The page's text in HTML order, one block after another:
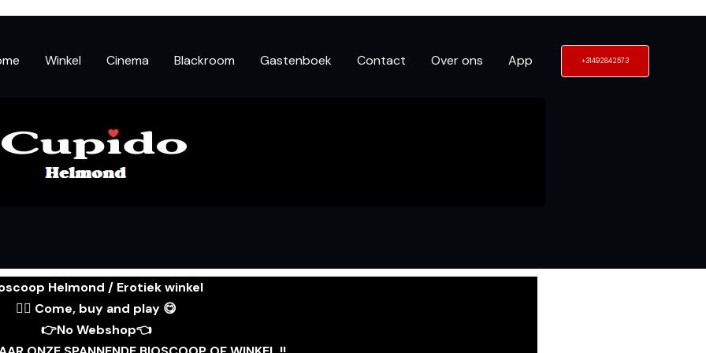
Winkel Cinema Blackroom Gastenboek Contact Over ons App +31492842573
Helmond / Erotiek winkel
❤️‍🔥 Come, buy and play 😋
👉No Webshop👈